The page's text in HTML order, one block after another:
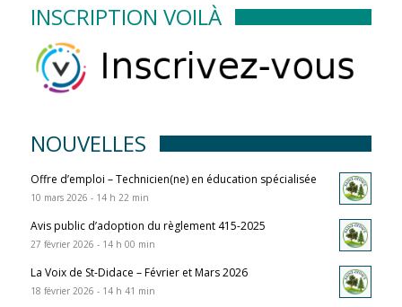
INSCRIPTION VOILÀ
NOUVELLES
Offre d’emploi – Technicien(ne) en éducation spécialisée
10 mars 2026 - 14 h 22 min
Avis public d’adoption du règlement 415-2025
27 février 2026 - 14 h 00 min
La Voix de St-Didace – Février et Mars 2026
18 février 2026 - 14 h 41 min